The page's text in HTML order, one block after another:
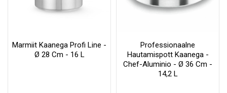
Marmiit Kaanega Profi Line -
Ø 28 Cm - 16 L
Professionaalne
Hautamispott Kaanega -
Chef-Aluminio - Ø 36 Cm -
14,2 L